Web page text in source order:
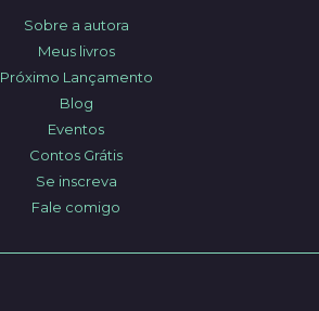
Sobre a autora
Meus livros
Próximo Lançamento
Blog
Eventos
Contos Grátis
Se inscreva
Fale comigo